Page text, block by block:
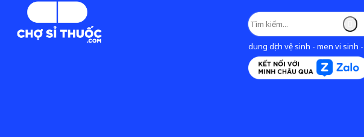
dung dịch vệ sinh - men vi sinh